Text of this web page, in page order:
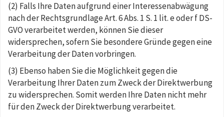
(2) Falls Ihre Daten aufgrund einer Interessenabwägung
nach der Rechtsgrundlage Art. 6 Abs. 1 S. 1 lit. e oder f DS-
GVO verarbeitet werden, können Sie dieser
widersprechen, sofern Sie besondere Gründe gegen eine
Verarbeitung der Daten vorbringen.
(3) Ebenso haben Sie die Möglichkeit gegen die
Verarbeitung Ihrer Daten zum Zweck der Direktwerbung
zu widersprechen. Somit werden Ihre Daten nicht mehr
für den Zweck der Direktwerbung verarbeitet.